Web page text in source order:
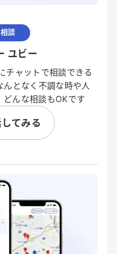
談
ユビー
チャットで相談できる
となく不調な時や人
どんな相談もOKです
てみる